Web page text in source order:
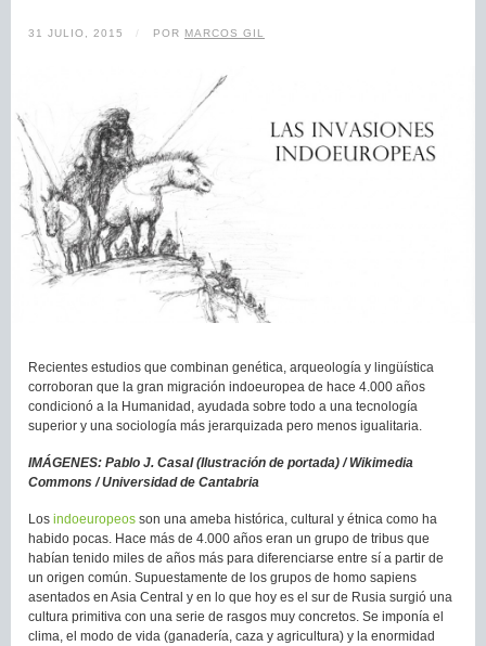
31 JULIO, 2015 / POR MARCOS GIL
Recientes estudios que combinan genética, arqueología y lingüística
corroboran que la gran migración indoeuropea de hace 4.000 años
condicionó a la Humanidad, ayudada sobre todo a una tecnología
superior y una sociología más jerarquizada pero menos igualitaria.
IMÁGENES: Pablo J. Casal (Ilustración de portada) / Wikimedia
Commons / Universidad de Cantabria
Los indoeuropeos son una ameba histórica, cultural y étnica como ha
habido pocas. Hace más de 4.000 años eran un grupo de tribus que
habían tenido miles de años más para diferenciarse entre sí a partir de
un origen común. Supuestamente de los grupos de homo sapiens
asentados en Asia Central y en lo que hoy es el sur de Rusia surgió una
cultura primitiva con una serie de rasgos muy concretos. Se imponía el
clima, el modo de vida (ganadería, caza y agricultura) y la enormidad